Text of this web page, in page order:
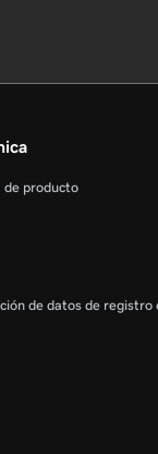
de producto
de datos de registro